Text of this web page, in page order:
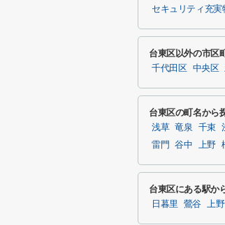
セキュリティ充実
台東区以外の市区
千代田区 中央区
台東区の町名から
浅草 竜泉 千束
雷門
谷中 上野
台東区にある駅か
日暮里 鶯谷 上野